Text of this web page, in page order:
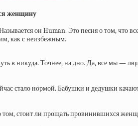
женщину
он Human. Это песня о том,
как с неизбежным.
в никуда. Точнее, на дно. Да, все мы —
стало нормой. Бабушки и дедушки
том, стоит ли прощать провинившихся